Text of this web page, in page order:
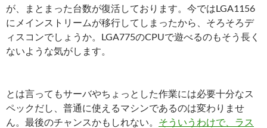
が、まとまった台数が復活しております。今ではLGA1156
にメインストリームが移行してしまったから、そろそろデ
ィスコンでしょうか。LGA775のCPUで遊べるのもそう長く
ないような気がします。
とは言ってもサーバやちょっとした作業には必要十分なス
ペックだし、普通に使えるマシンであるのは変わりませ
ん。最後のチャンスかもしれない。 そういうわけで、ラス